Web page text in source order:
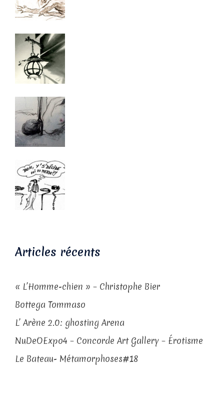
Articles récents
« L’Homme-chien » – Christophe Bier
Bottega Tommaso
L’ Arène 2.0: ghosting Arena
NuDeOExpo4 – Concorde Art Gallery – Érotisme
Le Bateau- Métamorphoses#18